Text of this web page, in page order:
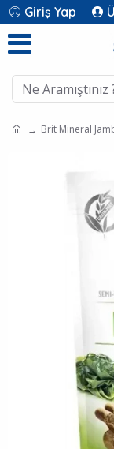
Giriş Yap
Brit Mineral